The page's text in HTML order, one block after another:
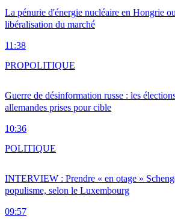
La pénurie d'énergie nucléaire en Hongrie
libéralisation du marché
11:38
Guerre de désinformation russe : les
allemandes prises pour cible
10:36
PROPOLITIQUE
INTERVIEW : Prendre « en otage »
populisme, selon le Luxembourg
09:57
POLITIQUE